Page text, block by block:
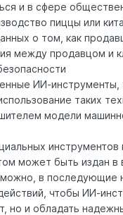
и в сфере
пиццы или
о том, как
между продавцом и
ИИ-
таких
модели
инструментов
может быть издан в
в последующие
чтобы ИИ-
но и обладать